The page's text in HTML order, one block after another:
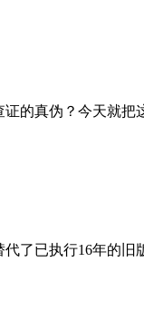
的真伪？今天就把
了已执行16年的旧